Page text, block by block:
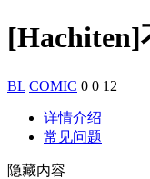
[Hachiten]
BL COMIC 0 0 12
详情介绍
常见问题
隐藏内容